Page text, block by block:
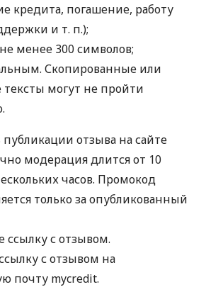
кредита, погашение, работу
и т. п.);
менее 300 символов;
Скопированные или
могут не пройти
отзыва на сайте
модерация длится от 10
часов. Промокод
только за опубликованный
ссылку с отзывом.
с отзывом на
почту mycredit.